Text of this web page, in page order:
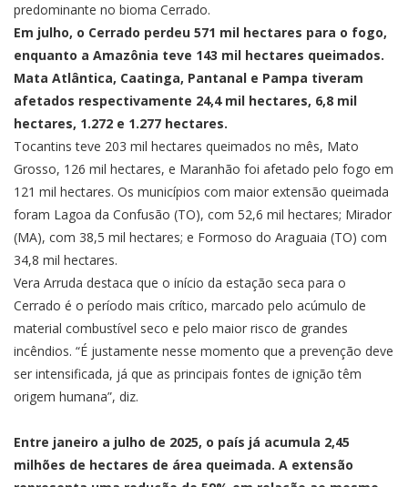
predominante no bioma Cerrado.
Em julho, o Cerrado perdeu 571 mil hectares para o fogo,
enquanto a Amazônia teve 143 mil hectares queimados.
Mata Atlântica, Caatinga, Pantanal e Pampa tiveram
afetados respectivamente 24,4 mil hectares, 6,8 mil
hectares, 1.272 e 1.277 hectares.
Tocantins teve 203 mil hectares queimados no mês, Mato
Grosso, 126 mil hectares, e Maranhão foi afetado pelo fogo em
121 mil hectares. Os municípios com maior extensão queimada
foram Lagoa da Confusão (TO), com 52,6 mil hectares; Mirador
(MA), com 38,5 mil hectares; e Formoso do Araguaia (TO) com
34,8 mil hectares.
Vera Arruda destaca que o início da estação seca para o
Cerrado é o período mais crítico, marcado pelo acúmulo de
material combustível seco e pelo maior risco de grandes
incêndios. “É justamente nesse momento que a prevenção deve
ser intensificada, já que as principais fontes de ignição têm
origem humana”, diz.
Entre janeiro a julho de 2025, o país já acumula 2,45
milhões de hectares de área queimada. A extensão